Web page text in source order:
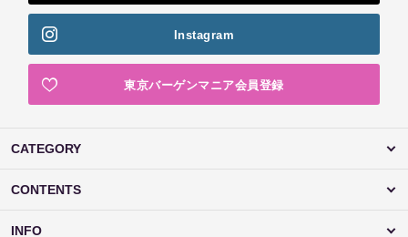
Instagram
東京バーゲンマニア会員登録
CATEGORY
CONTENTS
INFO